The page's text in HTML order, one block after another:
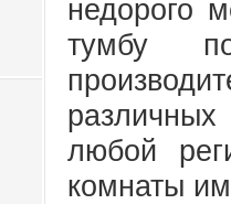
недорого
тумбу
любой
комнаты